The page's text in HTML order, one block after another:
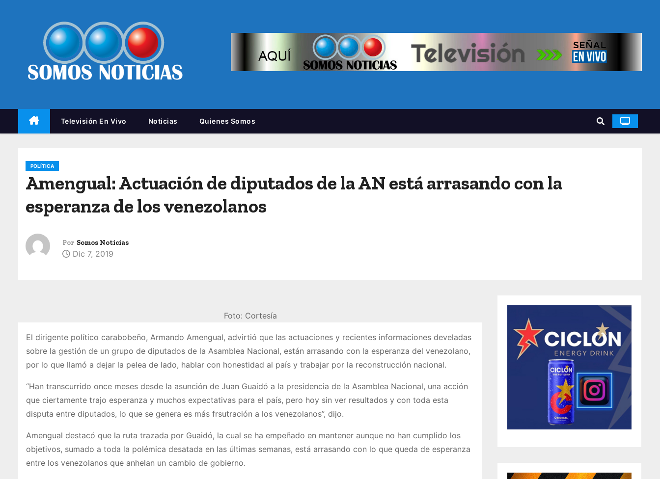
Televisión En Vivo Noticias Quienes Somos
POLÍTICA
Amengual: Actuación de diputados de la AN está arrasando con la
esperanza de los venezolanos
Por Somos Noticias
Dic 7, 2019
Foto: Cortesía
El dirigente político carabobeño, Armando Amengual, advirtió que las actuaciones y recientes informaciones develadas
sobre la gestión de un grupo de diputados de la Asamblea Nacional, están arrasando con la esperanza del venezolano,
por lo que llamó a dejar la pelea de lado, hablar con honestidad al país y trabajar por la reconstrucción nacional.
“Han transcurrido once meses desde la asunción de Juan Guaidó a la presidencia de la Asamblea Nacional, una acción
que ciertamente trajo esperanza y muchos expectativas para el país, pero hoy sin ver resultados y con toda esta
disputa entre diputados, lo que se genera es más frsutración a los venezolanos”, dijo.
Amengual destacó que la ruta trazada por Guaidó, la cual se ha empeñado en mantener aunque no han cumplido los
objetivos, sumado a toda la polémica desatada en las últimas semanas, está arrasando con lo que queda de esperanza
entre los venezolanos que anhelan un cambio de gobierno.